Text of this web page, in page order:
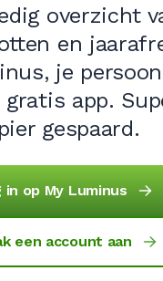
overzicht
en
je
app.
gespaard.
in op My Luminus
een account aan